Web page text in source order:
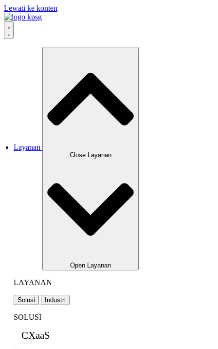
Lewati ke konten
Layanan
Close Layanan
Open Layanan
LAYANAN
Solusi Industri
SOLUSI
CXaaS